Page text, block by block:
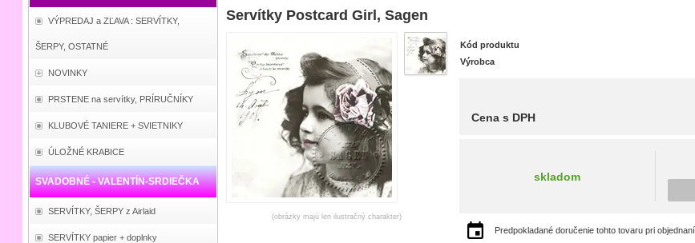
VÝPREDAJ a ZĽAVA : SERVÍTKY,
ŠERPY, OSTATNÉ
NOVINKY
PRSTENE na servítky, PRÍRUČNÍKY
KLUBOVÉ TANIERE + SVIETNIKY
ÚLOŽNÉ KRABICE
SVADOBNÉ - VALENTÍN-SRDIEČKA
SERVÍTKY, ŠERPY z Airlaid
SERVÍTKY papier + doplnky
Servítky Postcard Girl, Sagen
(obrázky majú len ilustračný charakter)
Kód produktu
Výrobca
Cena s DPH
skladom
Predpokladané doručenie tohto tovaru pri